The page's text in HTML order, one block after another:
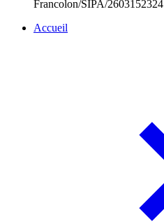
Francolon/SIPA/2603152324
Accueil